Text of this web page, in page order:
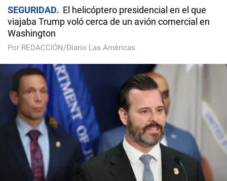
SEGURIDAD
El helicóptero presidencial en el que
viajaba Trump voló cerca de un avión comercial en
Washington
Por REDACCIÓN/Diario Las Américas